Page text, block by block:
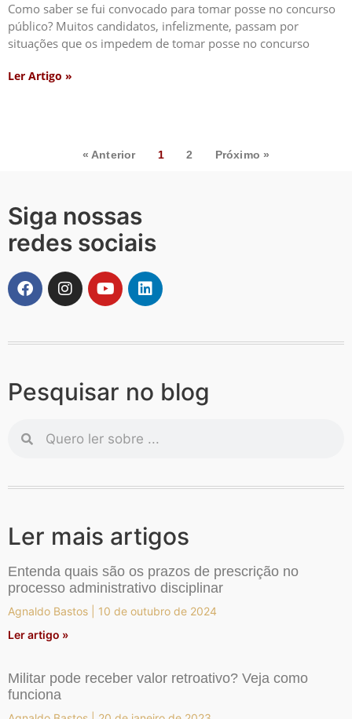
Como saber se fui convocado para tomar posse no concurso
público? Muitos candidatos, infelizmente, passam por
situações que os impedem de tomar posse no concurso
Ler Artigo »
« Anterior 1 2 Próximo »
Siga nossas
redes sociais
Pesquisar no blog
Ler mais artigos
Entenda quais são os prazos de prescrição no
processo administrativo disciplinar
Agnaldo Bastos
10 de outubro de 2024
Ler artigo »
Militar pode receber valor retroativo? Veja como
funciona